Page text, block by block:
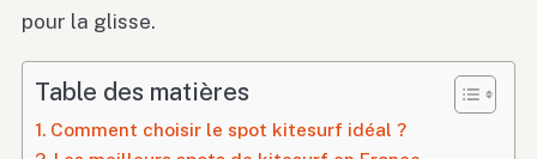
pour la glisse.
Table des matières
Comment choisir le spot kitesurf idéal ?